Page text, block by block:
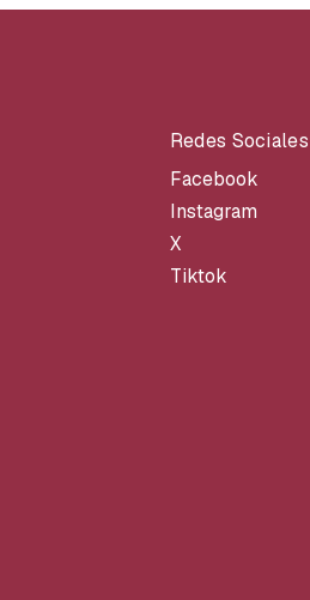
Redes Sociales
Facebook
Instagram
X
Tiktok